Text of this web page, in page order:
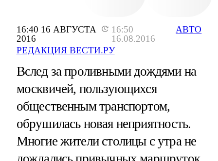
16:40 16 АВГУСТА
2016
16:50
16.08.2016
РЕДАКЦИЯ ВЕСТИ.РУ
АВТО
Вслед за проливными дождями на
москвичей, пользующихся
общественным транспортом,
обрушилась новая неприятность.
Многие жители столицы с утра не